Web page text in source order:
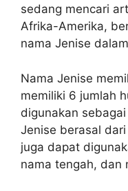
sedang mencari
Afrika-Amerika,
nama Jenise
Nama Jenise
memiliki 6 jumlah
digunakan
Jenise berasal
juga dapat
nama tengah, dan